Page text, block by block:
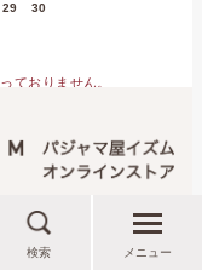
検索 メニュー
29 30
ておりません。